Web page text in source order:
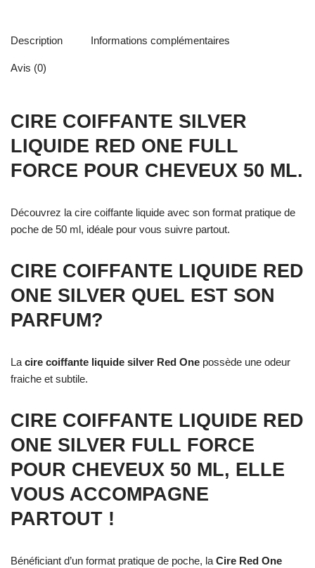
Description Informations complémentaires
Avis (0)
CIRE COIFFANTE SILVER
LIQUIDE RED ONE FULL
FORCE POUR CHEVEUX 50 ML.
Découvrez la cire coiffante liquide avec son format pratique de
poche de 50 ml, idéale pour vous suivre partout.
CIRE COIFFANTE LIQUIDE RED
ONE SILVER QUEL EST SON
PARFUM?
Lacire coiffante liquide silver Red One possède une odeur
fraiche et subtile.
CIRE COIFFANTE LIQUIDE RED
ONE SILVER FULL FORCE
POUR CHEVEUX 50 ML, ELLE
VOUS ACCOMPAGNE
PARTOUT !
Bénéficiant d’un format pratique de poche, laCire Red One